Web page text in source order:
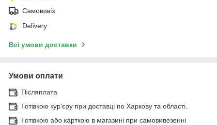
Самовивіз
Delivery
Всі умови доставки
Умови оплати
Післяплата
Готівкою кур'єру при доставці по Харкову та області.
Готівкою або карткою в магазині при самовивезенні